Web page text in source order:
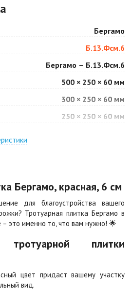
Арабская ночь
Цена по запросу
Белая
Цена по запросу
Цена по запросу
Кармен
Цена по запросу
Цена по запросу
Бергамо
Б.13.Фсм.6
Бергамо – Б.13.Фсм.6
500 × 250 × 60 мм
300 × 250 × 60 мм
250 × 250 × 60 мм
Бергамо, красная, 6 см
для благоустройства вашего
Тротуарная плитка Бергамо в
– это именно то, что вам нужно! 🌟
тротуарной плитки
цвет придаст вашему участку
вид.